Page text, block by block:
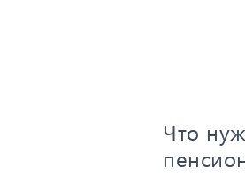
Что